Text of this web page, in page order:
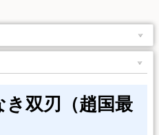
き双刃（趙国最